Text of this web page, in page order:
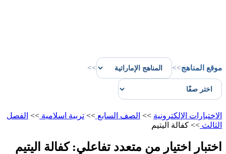
موقع المناهج>>
>>
الاختبارات الإلكترونية >> الصف السابع >> تربية اسلامية >> الفصل
الثالث >> كفالة اليتيم
اختبار اختيار من متعدد تفاعلي: كفالة اليتيم